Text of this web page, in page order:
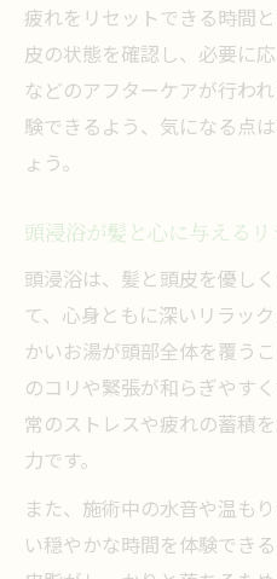
疲れをリセットできる時間
皮の状態を確認し、必要に
などのアフターケアが行わ
験できるよう、気になる点
ょう。
頭浸浴が髪と心に与える
頭浸浴は、髪と頭皮を優し
て、心身ともに深いリラッ
かいお湯が頭部全体を覆う
のコリや緊張が和らぎやす
常のストレスや疲れの蓄積
力です。
また、施術中の水音や温も
い穏やかな時間を体験でき